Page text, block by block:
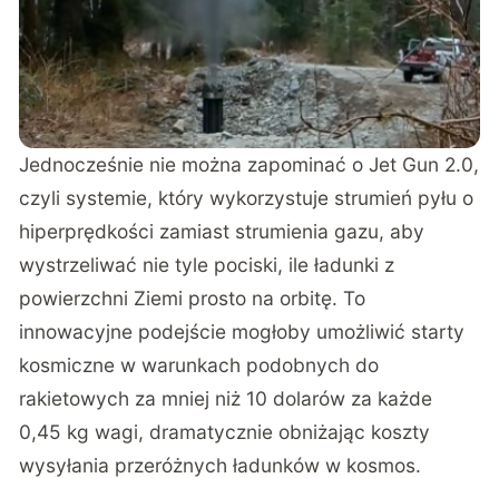
Jednocześnie nie można zapominać o Jet Gun 2.0,
czyli systemie, który wykorzystuje strumień pyłu o
hiperprędkości zamiast strumienia gazu, aby
wystrzeliwać nie tyle pociski, ile ładunki z
powierzchni Ziemi prosto na orbitę. To
innowacyjne podejście mogłoby umożliwić starty
kosmiczne w warunkach podobnych do
rakietowych za mniej niż 10 dolarów za każde
0,45 kg wagi, dramatycznie obniżając koszty
wysyłania przeróżnych ładunków w kosmos.